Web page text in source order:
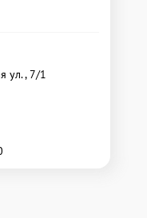
ул., 7/1